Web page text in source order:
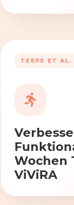
TEEPE ET AL.
Wochen
ViViRA
Durch